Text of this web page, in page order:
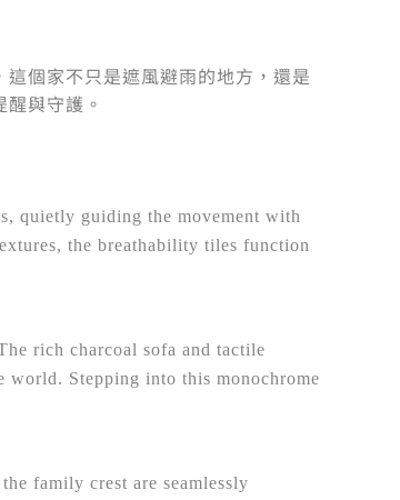
個家不只是遮風避雨的地方，還是
與守護。
quietly guiding the movement with
the breathability tiles function
rich charcoal sofa and tactile
world. Stepping into this monochrome
family crest are seamlessly